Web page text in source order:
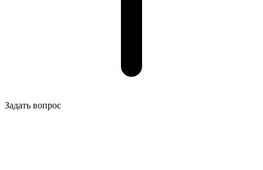
Задать вопрос